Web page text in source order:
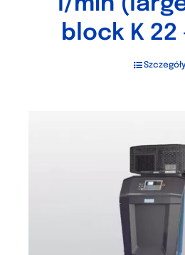
block K 22
Szczegóły